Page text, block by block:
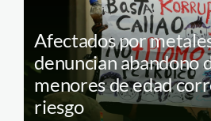
Afectados por
denuncian abandono
menores de edad
riesgo